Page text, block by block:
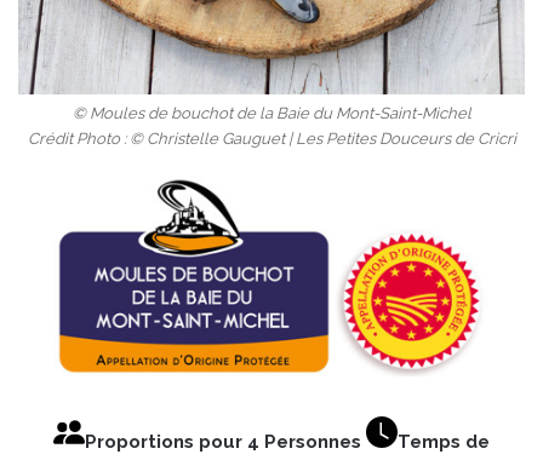
© Moules de bouchot de la Baie du Mont-Saint-Michel
Crédit Photo : © Christelle Gauguet | Les Petites Douceurs de Cricri
Proportions pour 4 Personnes
Temps de